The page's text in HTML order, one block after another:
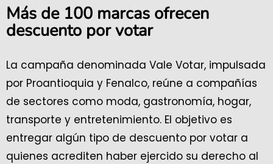
Más de 100 marcas ofrecen
descuento por votar
La campaña denominada Vale Votar, impulsada
por Proantioquia y Fenalco, reúne a compañías
de sectores como moda, gastronomía, hogar,
transporte y entretenimiento. El objetivo es
entregar algún tipo de descuento por votar a
quienes acrediten haber ejercido su derecho al